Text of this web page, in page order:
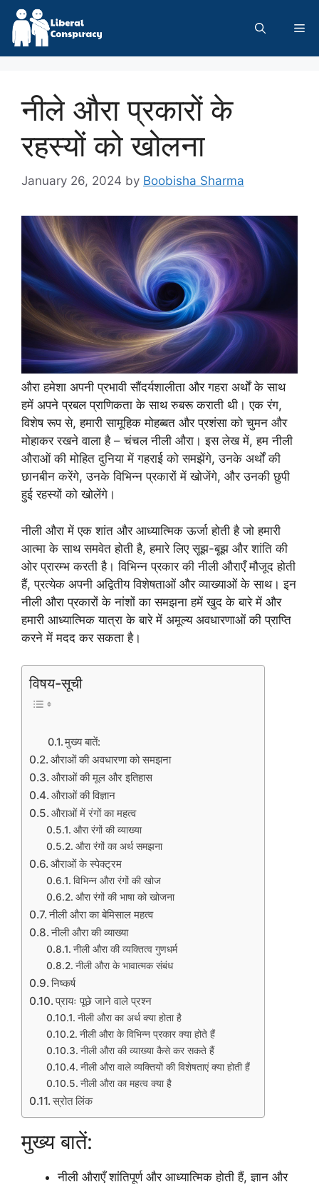
Skip
content
नीले औरा प्रकारों के
रहस्यों को खोलना
January 26, 2024 by Boobisha Sharma
औरा हमेशा अपनी प्रभावी सौंदर्यशालीता और गहरा अर्थों के साथ
हमें अपने प्रबल प्राणिकता के साथ रुबरू कराती थी। एक रंग,
विशेष रूप से, हमारी सामूहिक मोहब्बत और प्रशंसा को चुमन और
मोहाकर रखने वाला है – चंचल नीली औरा। इस लेख में, हम नीली
औराओं की मोहित दुनिया में गहराई को समझेंगे, उनके अर्थों की
छानबीन करेंगे, उनके विभिन्न प्रकारों में खोजेंगे, और उनकी छुपी
हुई रहस्यों को खोलेंगे।
नीली औरा में एक शांत और आध्यात्मिक ऊर्जा होती है जो हमारी
आत्मा के साथ समवेत होती है, हमारे लिए सूझ-बूझ और शांति की
ओर प्रारम्भ करती है। विभिन्न प्रकार की नीली औराएँ मौजूद होती
हैं, प्रत्येक अपनी अद्वितीय विशेषताओं और व्याख्याओं के साथ। इन
नीली औरा प्रकारों के नांशों का समझना हमें खुद के बारे में और
हमारी आध्यात्मिक यात्रा के बारे में अमूल्य अवधारणाओं की प्राप्ति
करने में मदद कर सकता है।
विषय-सूची
मुख्य बातें:
औराओं की अवधारणा को समझना
औराओं की मूल और इतिहास
औराओं की विज्ञान
औराओं में रंगों का महत्व
औरा रंगों की व्याख्या
औरा रंगों का अर्थ समझना
औराओं के स्पेक्ट्रम
विभिन्न औरा रंगों की खोज
औरा रंगों की भाषा को खोजना
नीली औरा का बेमिसाल महत्व
नीली औरा की व्याख्या
नीली औरा की व्यक्तित्व गुणधर्म
नीली औरा के भावात्मक संबंध
निष्कर्ष
प्रायः पूछे जाने वाले प्रश्न
नीली औरा का अर्थ क्या होता है
नीली औरा के विभिन्न प्रकार क्या होते हैं
नीली औरा की व्याख्या कैसे कर सकते हैं
नीली औरा वाले व्यक्तियों की विशेषताएं क्या होती हैं
नीली औरा का महत्व क्या है
स्रोत लिंक
मुख्य बातें:
नीली औराएँ शांतिपूर्ण और आध्यात्मिक होती हैं, ज्ञान और